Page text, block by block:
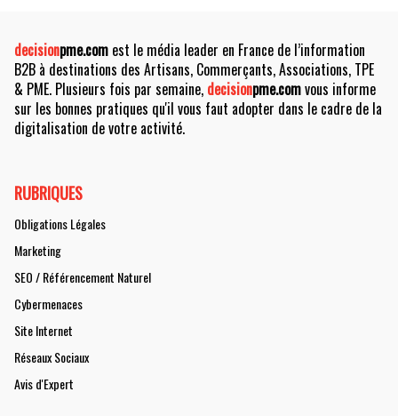
decisionpme.com est le média leader en France de l’information
B2B à destinations des Artisans, Commerçants, Associations, TPE
& PME. Plusieurs fois par semaine, decisionpme.comvous informe
sur les bonnes pratiques qu'il vous faut adopter dans le cadre de la
digitalisation de votre activité.
RUBRIQUES
Obligations Légales
Marketing
SEO / Référencement Naturel
Cybermenaces
Site Internet
Réseaux Sociaux
Avis d'Expert